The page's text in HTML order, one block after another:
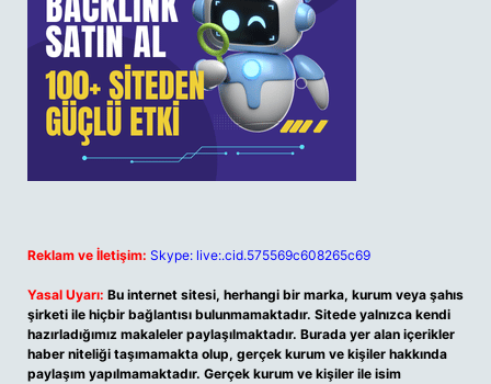
Reklam ve İletişim: Skype: live:.cid.575569c608265c69
Yasal Uyarı: Bu internet sitesi, herhangi bir marka, kurum veya şahıs
şirketi ile hiçbir bağlantısı bulunmamaktadır. Sitede yalnızca kendi
hazırladığımız makaleler paylaşılmaktadır. Burada yer alan içerikler
haber niteliği taşımamakta olup, gerçek kurum ve kişiler hakkında
paylaşım yapılmamaktadır. Gerçek kurum ve kişiler ile isim